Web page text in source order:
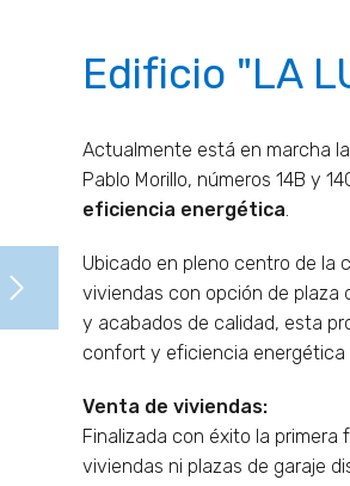
Edificio "LA
Actualmente está en marcha
Pablo Morillo, números 14B y
eficiencia energética.
Ubicado en pleno centro de
viviendas con opción de plaza
y acabados de calidad, esta
confort y eficiencia energética
Venta de viviendas:
Finalizada con éxito la
viviendas ni plazas de garaje